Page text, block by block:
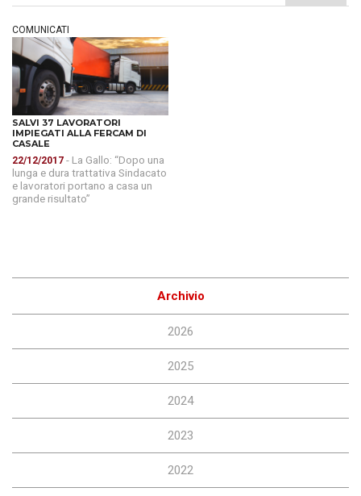
COMUNICATI
SALVI 37 LAVORATORI
IMPIEGATI ALLA FERCAM DI
CASALE
22/12/2017 - La Gallo: “Dopo una
lunga e dura trattativa Sindacato
e lavoratori portano a casa un
grande risultato”
Archivio
2026
2025
2024
2023
2022